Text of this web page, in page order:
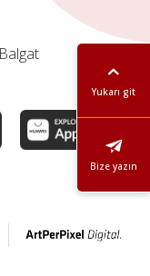
Yukarı git
Bize yazın